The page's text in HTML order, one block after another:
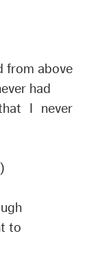
from above
had
I never
to